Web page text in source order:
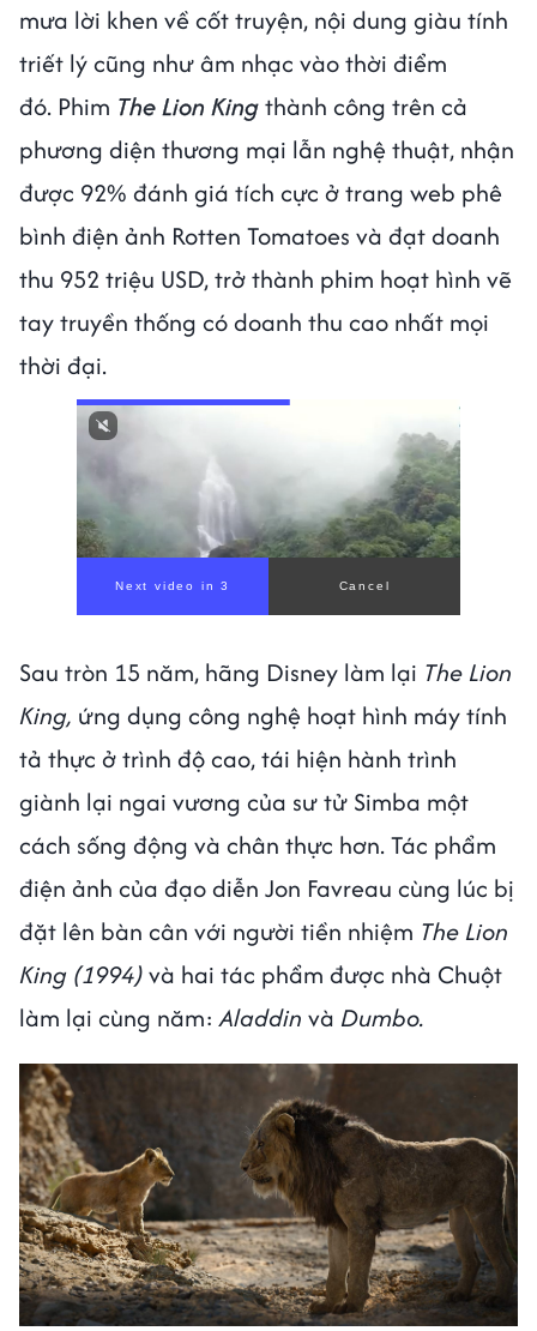
mưa lời khen về cốt truyện, nội dung giàu tính
triết lý cũng như âm nhạc vào thời điểm
đó. Phim The Lion Kingthành công trên cả
phương diện thương mại lẫn nghệ thuật, nhận
được 92% đánh giá tích cực ở trang web phê
bình điện ảnh Rotten Tomatoes và đạt doanh
thu 952 triệu USD, trở thành phim hoạt hình vẽ
tay truyền thống có doanh thu cao nhất mọi
thời đại.
Next video in 1 Cancel
Sau tròn 15 năm, hãng Disney làm lại The Lion
King, ứng dụng công nghệ hoạt hình máy tính
tả thực ở trình độ cao, tái hiện hành trình
giành lại ngai vương của sư tử Simba một
cách sống động và chân thực hơn. Tác phẩm
điện ảnh của đạo diễn Jon Favreau cùng lúc bị
đặt lên bàn cân với người tiền nhiệm The Lion
King (1994)và hai tác phẩm được nhà Chuột
làm lại cùng năm:Aladdin và Dumbo.